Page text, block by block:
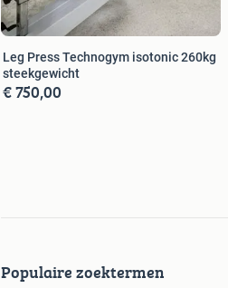
Leg Press Technogym isotonic 260kg
steekgewicht
€ 750,00
Populaire zoektermen